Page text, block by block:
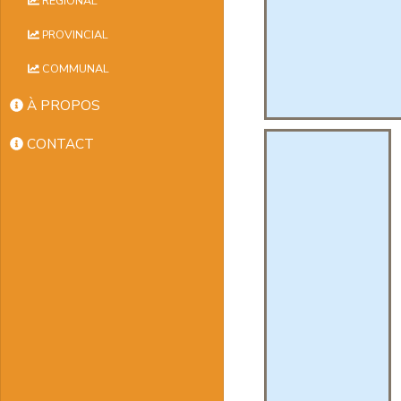
PROVINCIAL
COMMUNAL
À PROPOS
CONTACT